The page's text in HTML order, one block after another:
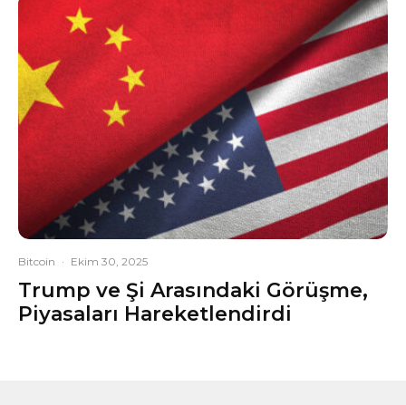
Bitcoin · Ekim 30, 2025
Trump ve Şi Arasındaki Görüşme,
Piyasaları Hareketlendirdi